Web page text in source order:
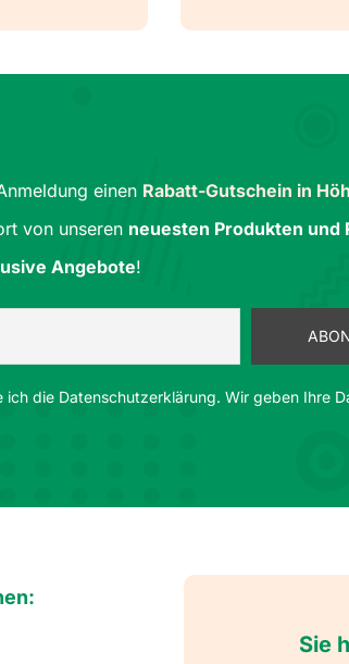
einen Rabatt-Gutschein in
von unseren neuesten Produkten und
Angebote!
ich die Datenschutzerklärung. Wir geben Ihre
Sie